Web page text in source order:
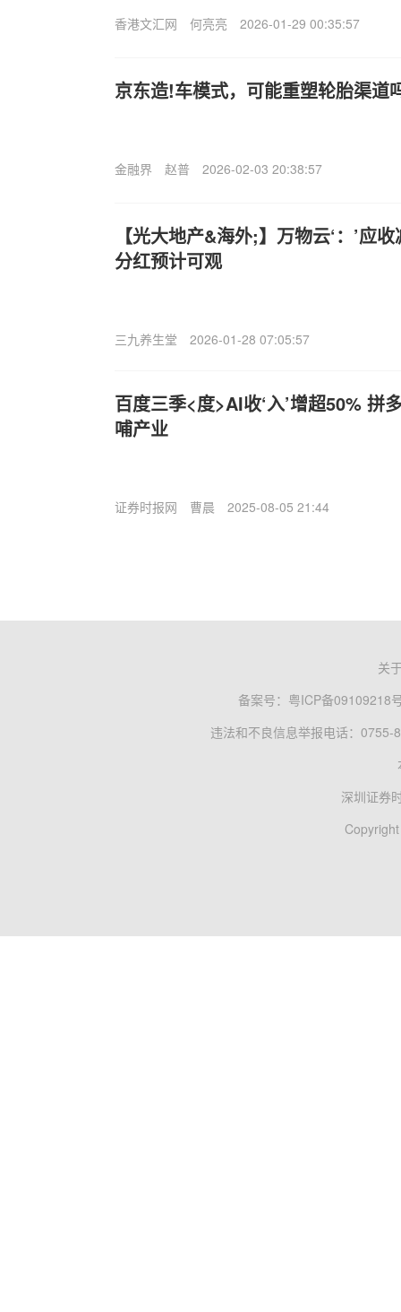
香港文汇网 何亮亮 2026-01-29 00:35:57
京东造!车模式，可能重塑轮胎渠道
金融界 赵普 2026-02-03 20:38:57
【光大地产&海外;】万物云‘：’应
分红预计可观
三九养生堂 2026-01-28 07:05:57
百度三季<度>AI收‘入’增超50% 拼
哺产业
证券时报网 曹晨 2025-08-05 21:44
关
备案号： 粤ICP备09109218
违法和不良信息举报电话：0755-
深圳证券